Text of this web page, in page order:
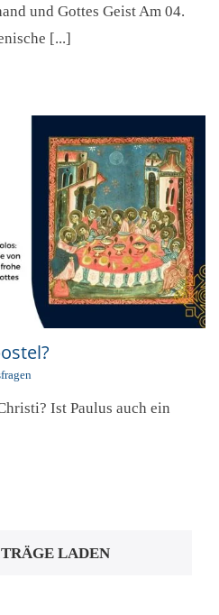
und Gottes Geist Am 04.
[...]
Ist Paulus auch ein
LADEN